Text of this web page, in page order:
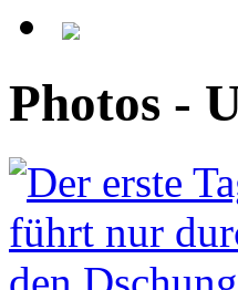
Photos -